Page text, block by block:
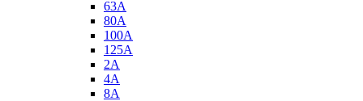
63A
80A
100A
125A
2A
4A
8A